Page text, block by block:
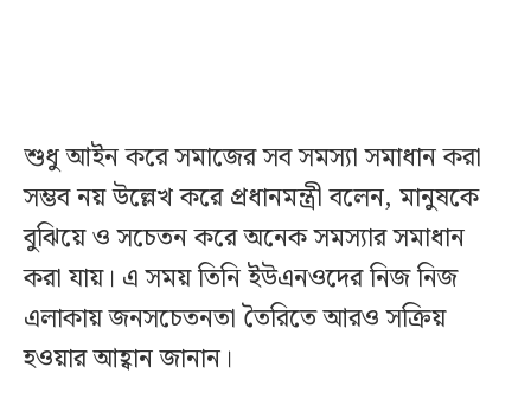
শুধু আইন করে সমাজের সব সমস্যা সমাধান করা
সম্ভব নয় উল্লেখ করে প্রধানমন্ত্রী বলেন, মানুষকে
বুঝিয়ে ও সচেতন করে অনেক সমস্যার সমাধান
করা যায়। এ সময় তিনি ইউএনওদের নিজ নিজ
এলাকায় জনসচেতনতা তৈরিতে আরও সক্রিয়
হওয়ার আহ্বান জানান।